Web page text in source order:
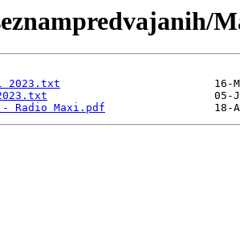
2023.txt
- Radio Maxi.pdf